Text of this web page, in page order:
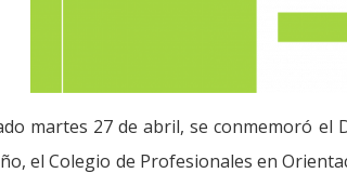
martes 27 de abril, se conmemoró el
el Colegio de Profesionales en